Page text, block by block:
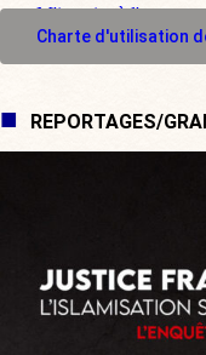
M'inscrire à l'espace
Charte d'utilisation
REPORTAGES/